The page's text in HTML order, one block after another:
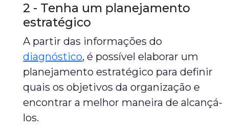
2 - Tenha um planejamento
estratégico
A partir das informações do
diagnóstico, é possível elaborar um
planejamento estratégico para definir
quais os objetivos da organização e
encontrar a melhor maneira de alcançá-
los.